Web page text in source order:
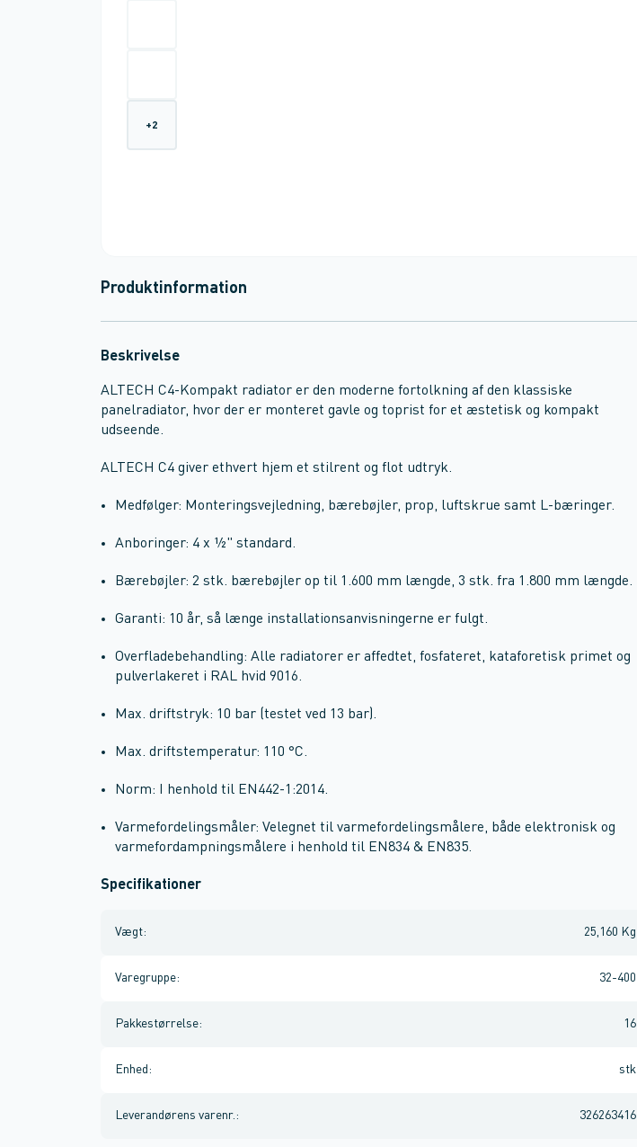
+2
Produktinformation
Beskrivelse
ALTECH C4-Kompakt radiator er den moderne fortolkning af den klassiske
panelradiator, hvor der er monteret gavle og toprist for et æstetisk og kompakt
udseende.
ALTECH C4 giver ethvert hjem et stilrent og flot udtryk.
Medfølger: Monteringsvejledning, bærebøjler, prop, luftskrue samt L-bæringer.
Anboringer: 4 x ½" standard.
Bærebøjler: 2 stk. bærebøjler op til 1.600 mm længde, 3 stk. fra 1.800 mm længde.
Garanti: 10 år, så længe installationsanvisningerne er fulgt.
Overfladebehandling: Alle radiatorer er affedtet, fosfateret, kataforetisk primet og
pulverlakeret i RAL hvid 9016.
Max. driftstryk: 10 bar (testet ved 13 bar).
Max. driftstemperatur: 110 °C.
Norm: I henhold til EN442-1:2014.
Varmefordelingsmåler: Velegnet til varmefordelingsmålere, både elektronisk og
varmefordampningsmålere i henhold til EN834 & EN835.
Specifikationer
Vægt: 25,160 Kg
Varegruppe: 32-400
Pakkestørrelse: 16
Enhed : stk
Leverandørens varenr. : 326263416